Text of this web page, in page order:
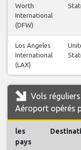
Worth
International
(DFW)
Los Angeles
International
(LAX)
Vols
Aéroport opérés
les
pays